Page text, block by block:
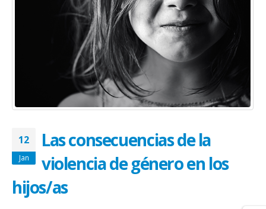
12
Jan
Las consecuencias de la
violencia de género en los
hijos/as
abrazar la salud oncológica
May 28, 2026